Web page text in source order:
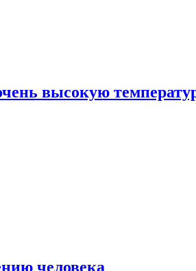
высокую
человека